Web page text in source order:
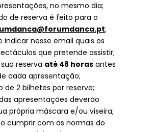
no mesmo dia;
de reserva é feito para o
;
indicar nesse email quais os
que pretende assistir;
reserva até 48 horas antes
cada apresentação;
de 2 bilhetes por reserva;
apresentações deverão
própria máscara e/ou viseira;
cumprir com as normas do